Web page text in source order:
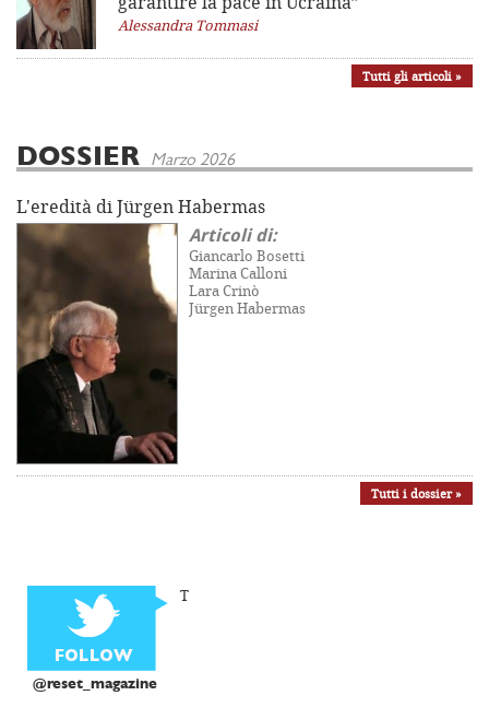
Alessandra Tommasi
Tutti gli articoli »
DOSSIER Marzo 2026
L'eredità di Jürgen Habermas
Articoli di:
Giancarlo Bosetti
Marina Calloni
Lara Crinò
Jürgen Habermas
Tutti i dossier »
@reset_magazine
T